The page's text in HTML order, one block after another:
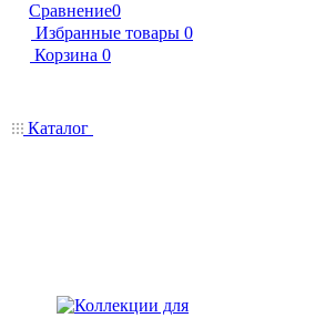
Сравнение0
Избранные товары 0
Корзина 0
Каталог